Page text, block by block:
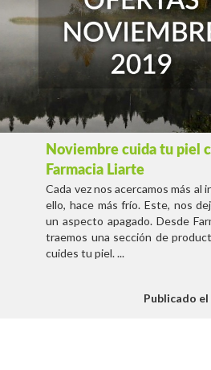
Noviembre cuida tu piel
Farmacia Liarte
Cada vez nos acercamos más al
ello, hace más frío. Este, nos
un aspecto apagado. Desde
traemos una sección de
cuides tu piel. ...
Publicado